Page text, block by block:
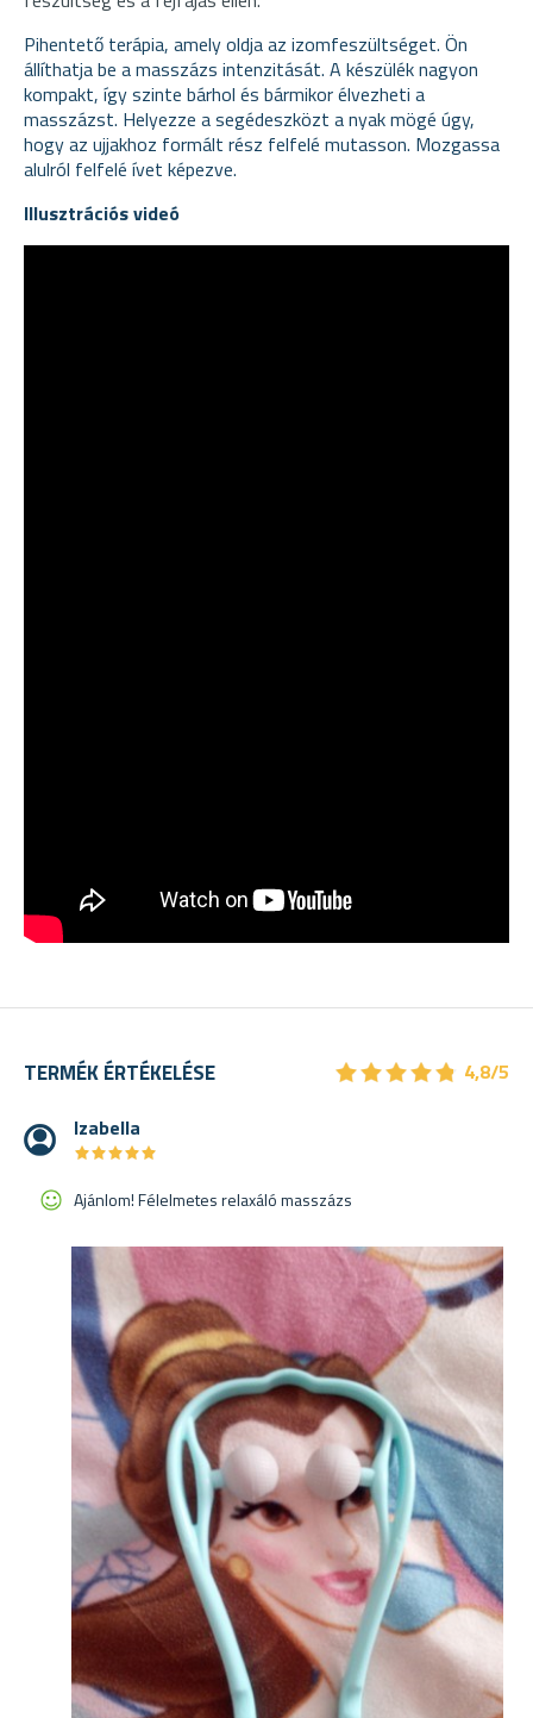
Pihentető terápia, amely oldja az izomfeszültséget. Ön
állíthatja be a masszázs intenzitását. A készülék nagyon
kompakt, így szinte bárhol és bármikor élvezheti a
masszázst. Helyezze a segédeszközt a nyak mögé úgy,
hogy az ujjakhoz formált rész felfelé mutasson. Mozgassa
alulról felfelé ívet képezve.
Illusztrációs videó
TERMÉK ÉRTÉKELÉSE ★★★★★
★★★★★ 4,8/5
Izabella
★★★★★
★★★★★
Ajánlom! Félelmetes relaxáló masszázs